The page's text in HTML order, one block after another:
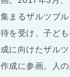
集まるザルツブ
待を受け、子ど
成に向けたザル
作成に参画。人